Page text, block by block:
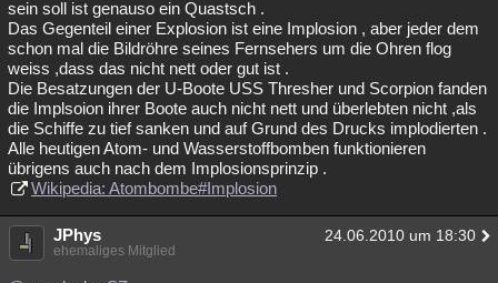
sein soll ist genauso ein Quastsch .
Das Gegenteil einer Explosion ist eine Implosion , aber jeder dem
schon mal die Bildröhre seines Fernsehers um die Ohren flog
weiss ,dass das nicht nett oder gut ist .
Die Besatzungen der U-Boote USS Thresher und Scorpion fanden
die Implsoion ihrer Boote auch nicht nett und überlebten nicht ,als
die Schiffe zu tief sanken und auf Grund des Drucks implodierten .
Alle heutigen Atom- und Wasserstoffbomben funktionieren
übrigens auch nach dem Implosionsprinzip .
Wikipedia: Atombombe#Implosion
JPhys 24.06.2010 um 18:30
ehemaliges Mitglied